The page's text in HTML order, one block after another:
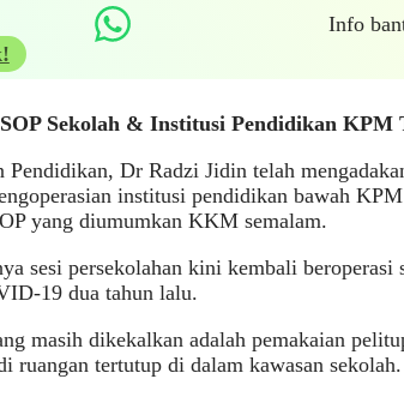
Info
Sekolah & Institusi Pendidikan
Pendidikan, Dr Radzi Jidin telah
institusi pendidikan bawah
yang diumumkan KKM semalam.
sesi persekolahan kini kembali beroperasi
19 dua tahun lalu.
masih dikekalkan adalah pemakaian
ruangan tertutup di dalam kawasan sekolah.